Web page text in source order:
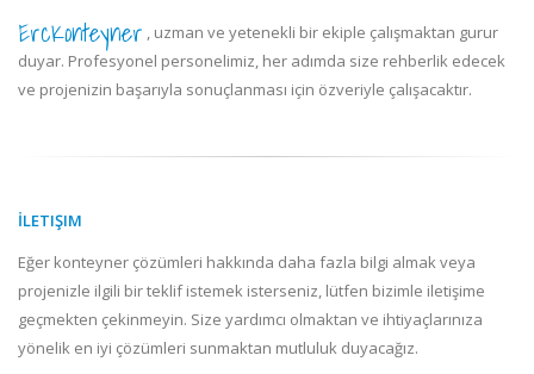
ErcKonteyner , uzman ve yetenekli bir ekiple çalışmaktan gurur
duyar. Profesyonel personelimiz, her adımda size rehberlik edecek
ve projenizin başarıyla sonuçlanması için özveriyle çalışacaktır.
İLETIŞIM
Eğer konteyner çözümleri hakkında daha fazla bilgi almak veya
projenizle ilgili bir teklif istemek isterseniz, lütfen bizimle iletişime
geçmekten çekinmeyin. Size yardımcı olmaktan ve ihtiyaçlarınıza
yönelik en iyi çözümleri sunmaktan mutluluk duyacağız.